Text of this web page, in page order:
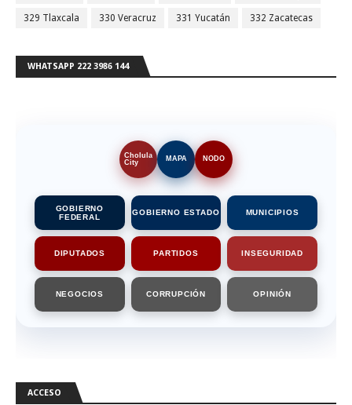
329 Tlaxcala 330 Veracruz 331 Yucatán 332 Zacatecas
WHATSAPP 222 3986 144
Cholula
City
MAPA NODO
GOBIERNO
FEDERAL
GOBIERNO ESTADO MUNICIPIOS
DIPUTADOS PARTIDOS INSEGURIDAD
NEGOCIOS CORRUPCIÓN OPINIÓN
ACCESO